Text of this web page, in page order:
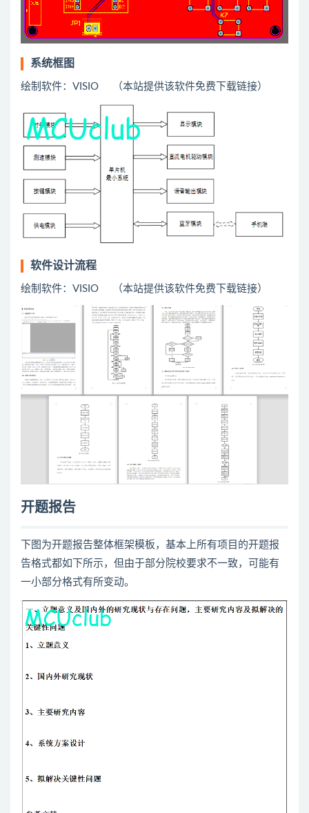
系统框图
绘制软件：VISIO （本站提供该软件免费下载链接）
软件设计流程
绘制软件：VISIO （本站提供该软件免费下载链接）
开题报告
下图为开题报告整体框架模板，基本上所有项目的开题报
告格式都如下所示，但由于部分院校要求不一致，可能有
一小部分格式有所变动。